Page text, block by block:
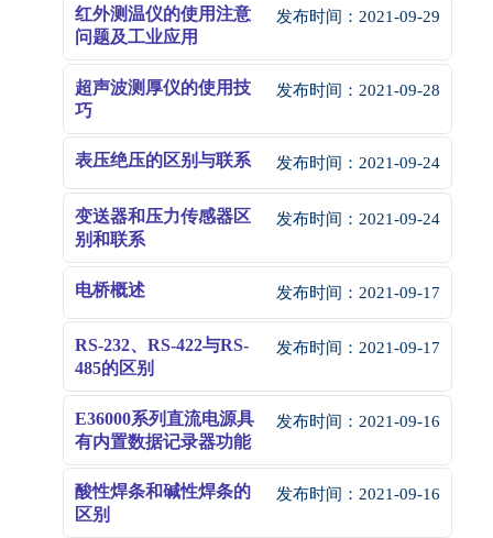
红外测温仪的使用注意
问题及工业应用
发布时间： 2021-09-29
超声波测厚仪的使用技
巧
发布时间： 2021-09-28
表压绝压的区别与联系 发布时间： 2021-09-24
变送器和压力传感器区
别和联系
发布时间： 2021-09-24
电桥概述 发布时间： 2021-09-17
RS-232、RS-422与RS-
485的区别
发布时间： 2021-09-17
E36000系列直流电源具
有内置数据记录器功能
发布时间： 2021-09-16
酸性焊条和碱性焊条的
区别
发布时间： 2021-09-16